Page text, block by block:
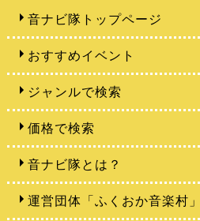
音ナビ隊トップページ
おすすめイベント
ジャンルで検索
価格で検索
音ナビ隊とは？
運営団体「ふくおか音楽村